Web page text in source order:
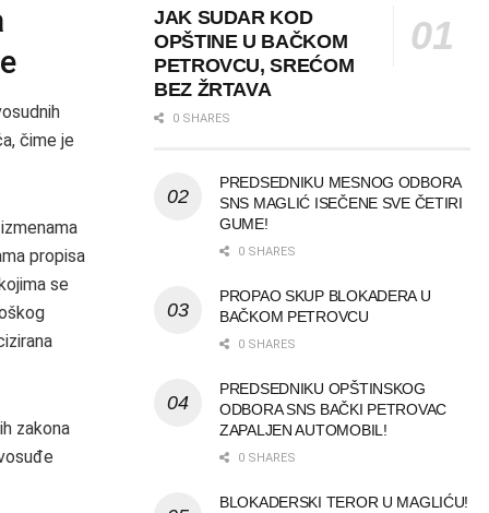
čime je
propisa
se
zakona
JAK SUDAR KOD
OPŠTINE U BAČKOM
PETROVCU, SREĆOM
BEZ ŽRTAVA
0 SHARES
PREDSEDNIKU MESNOG ODBORA
SNS MAGLIĆ ISEČENE SVE ČETIRI
GUME!
0 SHARES
PROPAO SKUP BLOKADERA U
BAČKOM PETROVCU
0 SHARES
PREDSEDNIKU OPŠTINSKOG
ODBORA SNS BAČKI PETROVAC
ZAPALJEN AUTOMOBIL!
0 SHARES
BLOKADERSKI TEROR U MAGLIĆU!